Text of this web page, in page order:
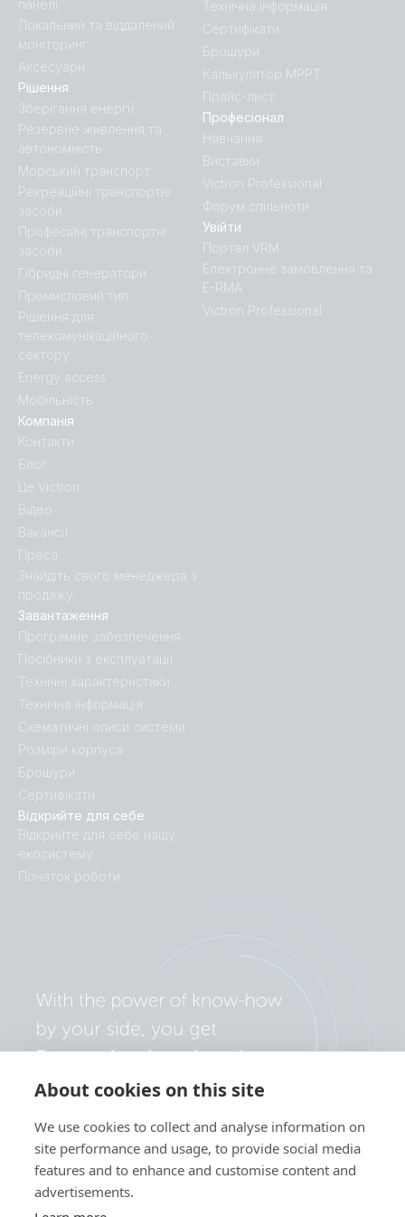
About cookies on this site
We use cookies to collect and analyse information on
site performance and usage, to provide social media
features and to enhance and customise content and
advertisements.
SmartShunt 500A-50mV IP65 (top)
SmartShunt wireset 1
SmartShunt 300A-50mV.PT03
SmartShunt 300A-50mV.PT04
SmartShunt 300A-50mV.PT05
SmartShunt 300A-50mV.PT06
SmartShunt 300A-50mV.PT07
SmartShunt 300A-50mV.PT08
SmartShunt 500A-50mV IP65.PT01
SmartShunt 500A-50mV IP65.PT02
SmartShunt 500A-50mV IP65.PT04
SmartShunt 500A-50mV IP65.PT05
SmartShunt 500A-50mV IP65.PT06
SmartShunt 500A-50mV IP65.PT07
SmartShunt 500A-50mV.PT01
SmartShunt 500A-50mV.PT02
SmartShunt 500A-50mV.PT03
SmartShunt 500A-50mV.PT06
SmartShunt 500A-50mV.PT07
SmartShunt 500A-50mV.PT08
панелі
Локальний та віддалений
моніторинг
Аксесуари
Відкрийте для себе
Відкрийте для себе нашу
екосистему
Початок роботи
Завантаження
Програмне забезпечення
Посібники з експлуатації
Технічні характеристики
Технічна інформація
Схематичні описи системи
Розміри корпуса
Брошури
Сертифікати
Рішення
Зберігання енергії
Резервне живлення та
автономність
Морський транспорт
Рекреаційні транспортні
засоби
Професійні транспортні
засоби
Гібридні генератори
Промисловий тип
Рішення для
телекомунікаційного
сектору
Energy access
Мобільність
Компанія
Контакти
Блог
Це Victron
Відео
Вакансії
Преса
Знайдіть свого менеджера з
продажу
Технічна інформація
Сертифікати
Брошури
Калькулятор MPPT
Прайс-лист
Професіонал
Навчання
Виставки
Victron Professional
Форум спільноти
Увійти
Портал VRM
Електронне замовлення та
E-RMA
Victron Professional